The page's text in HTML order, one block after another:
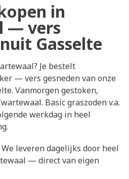
in
— vers
Gasselte
Je bestelt
— vers gesneden van onze
Vanmorgen gestoken,
Basic graszoden v.a.
werkdag in heel
leveren dagelijks door heel
— direct van eigen